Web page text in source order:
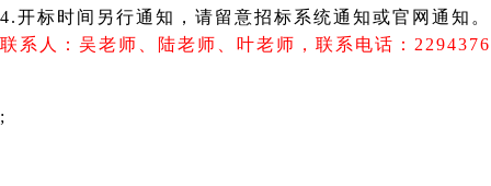
4.开标时间另行通知，请留意招标系统通知或官网通知
联系人：吴老师、陆老师、叶老师，联系电话：
;